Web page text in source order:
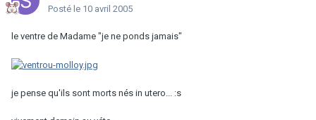
Posté le 10 avril 2005
le ventre de Madame "je ne ponds jamais"
je pense qu'ils sont morts nés in utero... :s